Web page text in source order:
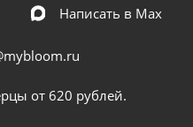
Написать в Мах
от 620 рублей.